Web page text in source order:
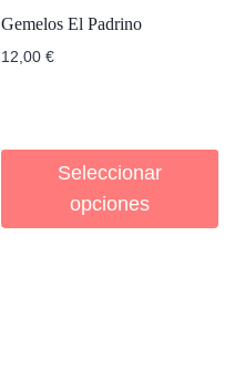
Gemelos El Padrino
12,00 €
Seleccionar
opciones